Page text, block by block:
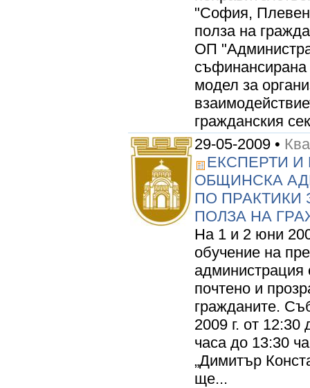
"София,
полза на
ОП
модел за
гражданския
29-05-2009 •
ЕКСПЕРТИ И
ОБЩИНСКА
ПО ПРАКТИКИ
ПОЛЗА НА
На 1 и 2 юни
обучение на
администрация
почтено и
гражданите.
2009 г. от
часа до 13:30
„Димитър
ще...